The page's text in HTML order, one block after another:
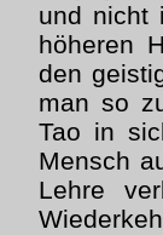
und nicht
höheren
den
man so
Tao in
Mensch
Lehre